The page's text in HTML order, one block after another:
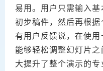
易用。用户只需输入
初步稿件，然后再根据
有用户反馈说，在使
能够轻松调整幻灯片
大提升了整个演示的